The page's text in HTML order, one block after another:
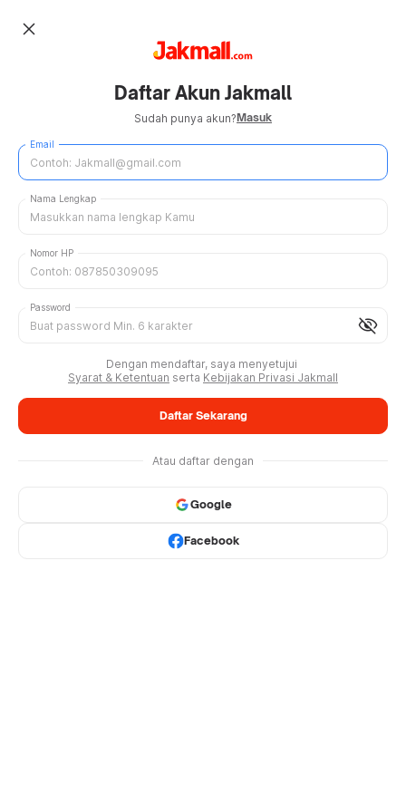
close
Daftar Akun Jakmall
Sudah punya akun?Masuk
Email
Nama Lengkap
Nomor HP
visibility_off
Password
Dengan mendaftar, saya menyetujui
Syarat & Ketentuan serta Kebijakan Privasi Jakmall
Daftar Sekarang
Atau daftar dengan
Google
Facebook